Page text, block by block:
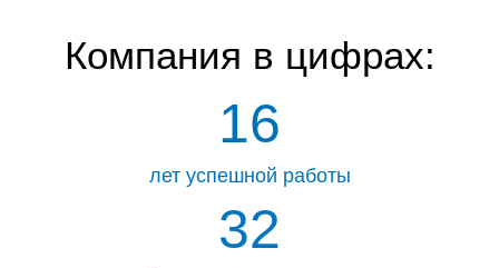
Компания в цифрах:
16
лет успешной работы
33